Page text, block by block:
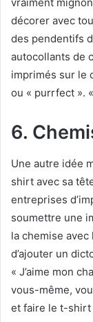
décorer avec
des pendentifs
autocollants de
imprimés sur le
ou « purrfect ». «
6.
Une autre idée
shirt avec sa
entreprises
soumettre une
la chemise avec
d’ajouter un
« J’aime mon
vous-même,
et faire le t-shirt